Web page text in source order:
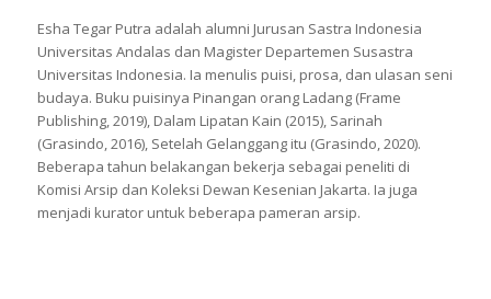
Esha Tegar Putra adalah alumni Jurusan Sastra Indonesia
Universitas Andalas dan Magister Departemen Susastra
Universitas Indonesia. Ia menulis puisi, prosa, dan ulasan seni
budaya. Buku puisinya Pinangan orang Ladang(Frame
Publishing, 2019), Dalam Lipatan Kain (2015), Sarinah
(Grasindo, 2016), Setelah Gelanggang itu (Grasindo, 2020).
Beberapa tahun belakangan bekerja sebagai peneliti di
Komisi Arsip dan Koleksi Dewan Kesenian Jakarta. Ia juga
menjadi kurator untuk beberapa pameran arsip.